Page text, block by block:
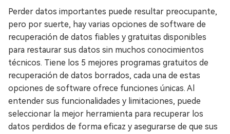
Perder datos importantes puede resultar preocupante,
pero por suerte, hay varias opciones de software de
recuperación de datos fiables y gratuitas disponibles
para restaurar sus datos sin muchos conocimientos
técnicos. Tiene los 5 mejores programas gratuitos de
recuperación de datos borrados, cada una de estas
opciones de software ofrece funciones únicas. Al
entender sus funcionalidades y limitaciones, puede
seleccionar la mejor herramienta para recuperar los
datos perdidos de forma eficaz y asegurarse de que sus